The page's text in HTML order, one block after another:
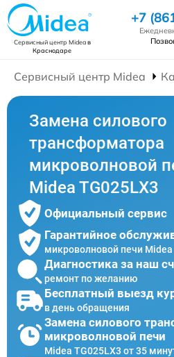
Сервисный центр Mideaв
Краснодаре
+7
Сервисный центр Midea
Замена силового
трансформатора
микроволновой
Midea TG025LX3
Официальный сервис
Гарантийное
микроволновой печи Midea
Диагностика за наш
ремонт по желанию
Бесплатный выезд
в день обращения
Замена силового
микроволновой печи
Midea TG025LX3 от 35